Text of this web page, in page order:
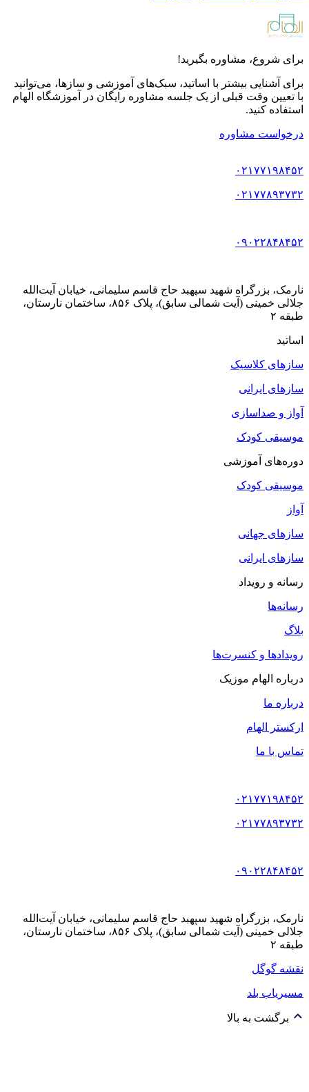
برای شروع، مشاوره بگیرید!
برای آشنایی بیشتر با اساتید، سبک‌های آموزشی و سازها، می‌توانید
با تعیین وقت قبلی از یک جلسه مشاوره رایگان در آموزشگاه الهام
استفاده کنید.
درخواست مشاوره
۰۲۱۷۷۱۹۸۴۵۲
۰۲۱۷۷۸۹۳۷۳۲
۰۹۰۲۲۸۴۸۴۵۲
نارمک، بزرگراه شهید سپهبد حاج قاسم سلیمانی، خیابان آیت‌الله
جلالی خمینی (آیت شمالی سابق)، پلاک ۸۵۶، ساختمان نارستان،
طبقه ۲
اساتید
سازهای کلاسیک
سازهای ایرانی
آواز و صداسازی
موسیقی کودک
دوره‌های آموزشی
موسیقی کودک
آواز
سازهای جهانی
سازهای ایرانی
رسانه و رویداد
رسانه‌ها
بلاگ
رویدادها و کنسرت‌ها
درباره الهام موزیک
درباره ما
ارکستر الهام
تماس با ما
۰۲۱۷۷۱۹۸۴۵۲
۰۲۱۷۷۸۹۳۷۳۲
۰۹۰۲۲۸۴۸۴۵۲
نارمک، بزرگراه شهید سپهبد حاج قاسم سلیمانی، خیابان آیت‌الله
جلالی خمینی (آیت شمالی سابق)، پلاک ۸۵۶، ساختمان نارستان،
طبقه ۲
نقشه گوگل
مسیریاب بلد
برگشت به بالا